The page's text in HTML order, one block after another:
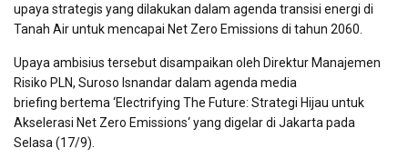
upaya strategis yang dilakukan dalam agenda transisi energi di
Tanah Air untuk mencapai Net Zero Emissions di tahun 2060.
Upaya ambisius tersebut disampaikan oleh Direktur Manajemen
Risiko PLN, Suroso Isnandar dalam agenda media
briefing bertema ‘Electrifying The Future: Strategi Hijau untuk
Akselerasi Net Zero Emissions‘ yang digelar di Jakarta pada
Selasa (17/9).